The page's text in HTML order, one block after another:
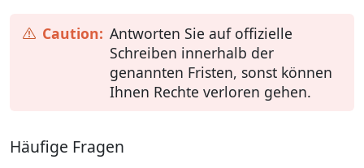
Antworten Sie auf offizielle
Schreiben innerhalb der
genannten Fristen, sonst können
Ihnen Rechte verloren gehen.
Häufige Fragen